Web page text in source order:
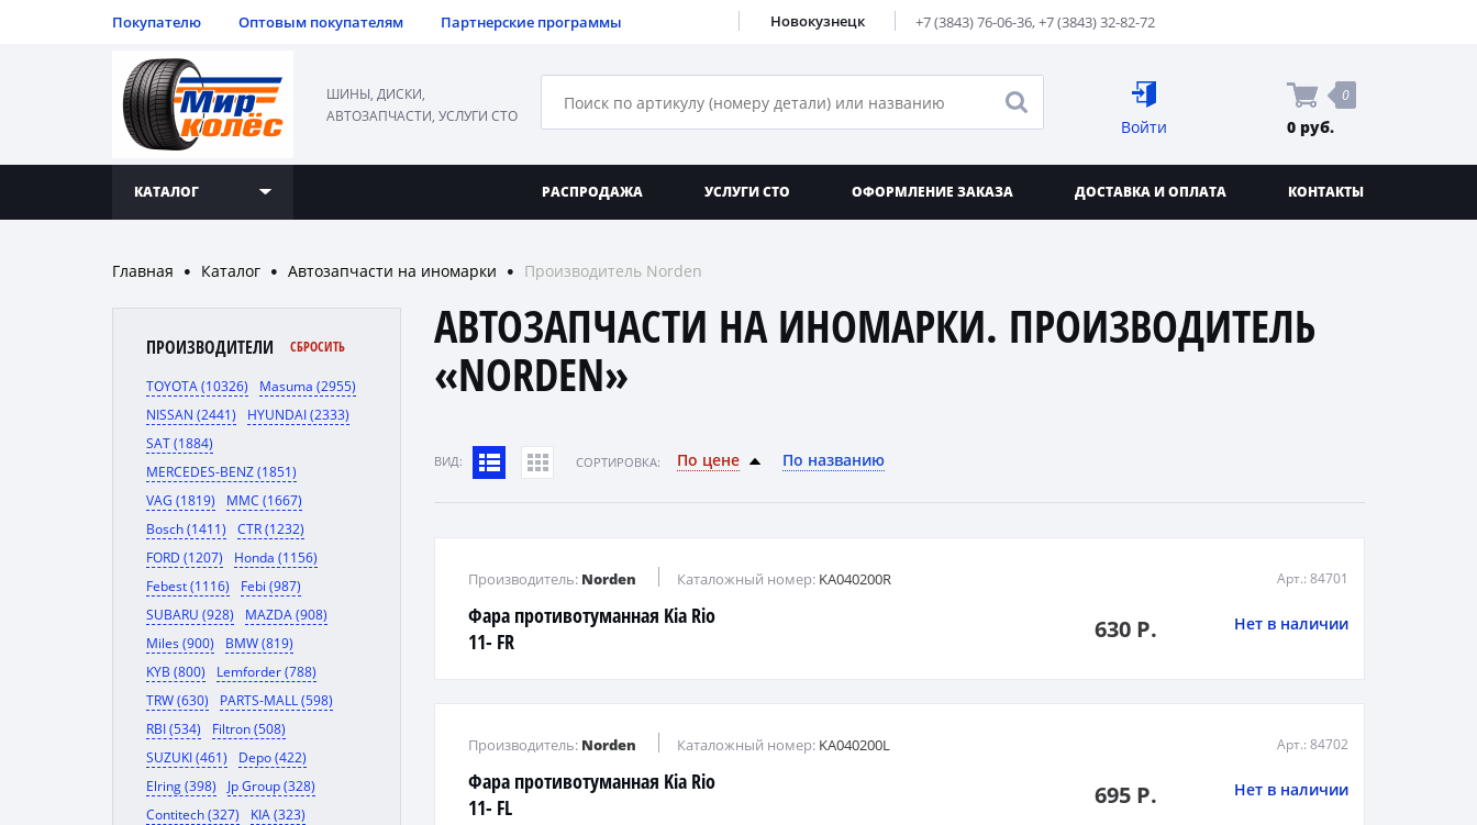
Покупателю Оптовым покупателям Партнерские программы Новокузнецк +7 (3843) 76-06-36,+7 (3843) 32-82-72
ШИНЫ, ДИСКИ,
АВТОЗАПЧАСТИ, УСЛУГИ СТО
Войти
0
0 руб.
КАТАЛОГ РАСПРОДАЖА УСЛУГИ СТО ОФОРМЛЕНИЕ ЗАКАЗА ДОСТАВКА И ОПЛАТА КОНТАКТЫ
Главная ● Каталог ● Автозапчасти на иномарки ● Производитель Norden
ПРОИЗВОДИТЕЛИ СБРОСИТЬ
TOYOTA (10326)
Masuma (2955)
NISSAN (2441)
HYUNDAI (2333)
SAT (1884)
MERCEDES-BENZ (1851)
VAG (1819)
MMC (1667)
Bosch (1411)
CTR (1232)
FORD (1207)
Honda (1156)
Febest (1116)
Febi (987)
SUBARU (928)
MAZDA (908)
Miles (900)
BMW (819)
KYB (800)
Lemforder (788)
TRW (630)
PARTS-MALL (598)
RBI (534)
Filtron (508)
SUZUKI (461)
Depo (422)
Elring (398)
Jp Group (328)
Contitech (327)
KIA (323)
АВТОЗАПЧАСТИ НА ИНОМАРКИ. ПРОИЗВОДИТЕЛЬ
«NORDEN»
ВИД: CОРТИРОВКА: По цене По названию
Фара противотуманная Kia Rio
11- FR
Производитель: Norden Каталожный номер: KA040200R Арт.: 84701
630 Р. Нет в наличии
Фара противотуманная Kia Rio
11- FL
Производитель: Norden Каталожный номер: KA040200L Арт.: 84702
695 Р. Нет в наличии